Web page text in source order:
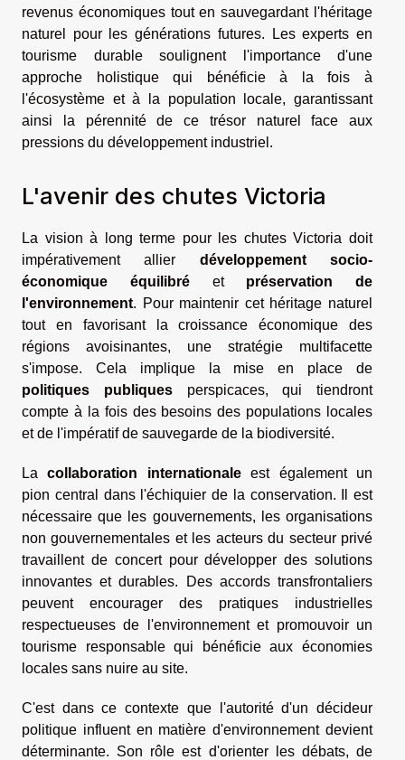
revenus économiques tout en sauvegardant l'héritage
naturel pour les générations futures. Les experts en
tourisme durable soulignent l'importance d'une
approche holistique qui bénéficie à la fois à
l'écosystème et à la population locale, garantissant
ainsi la pérennité de ce trésor naturel face aux
pressions du développement industriel.
L'avenir des chutes Victoria
La vision à long terme pour les chutes Victoria doit
impérativement allier développement socio-
économique équilibréet préservation de
l'environnement. Pour maintenir cet héritage naturel
tout en favorisant la croissance économique des
régions avoisinantes, une stratégie multifacette
s'impose. Cela implique la mise en place de
politiques publiquesperspicaces, qui tiendront
compte à la fois des besoins des populations locales
et de l'impératif de sauvegarde de la biodiversité.
Lacollaboration internationaleest également un
pion central dans l'échiquier de la conservation. Il est
nécessaire que les gouvernements, les organisations
non gouvernementales et les acteurs du secteur privé
travaillent de concert pour développer des solutions
innovantes et durables. Des accords transfrontaliers
peuvent encourager des pratiques industrielles
respectueuses de l'environnement et promouvoir un
tourisme responsable qui bénéficie aux économies
locales sans nuire au site.
C'est dans ce contexte que l'autorité d'un décideur
politique influent en matière d'environnement devient
déterminante. Son rôle est d'orienter les débats, de